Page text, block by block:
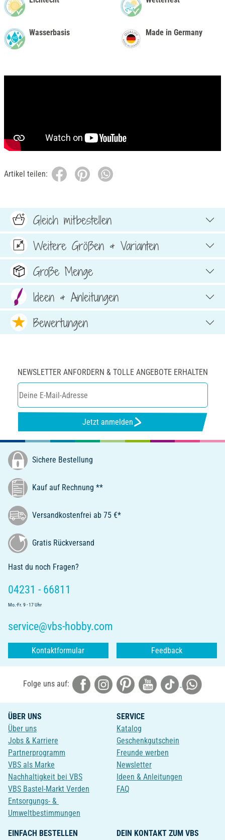
Wasserbasis Made in Germany
Artikel teilen:
Gleich mitbestellen
Weitere Größen & Varianten
Große Menge
Ideen & Anleitungen
Bewertungen
NEWSLETTER ANFORDERN & TOLLE ANGEBOTE ERHALTEN
Jetzt anmelden
Sichere Bestellung
Kauf auf Rechnung **
Versandkostenfrei ab 75 €*
Gratis Rückversand
Hast du noch Fragen?
04231 - 66811
Mo.-Fr. 9 - 17 Uhr
service@vbs-hobby.com
Kontaktformular Feedback
Folge uns auf:
ÜBER UNS
Über uns
Jobs & Karriere
Partnerprogramm
VBS als Marke
Nachhaltigkeit bei VBS
VBS Bastel-Markt Verden
Entsorgungs- &
Umweltbestimmungen
SERVICE
Katalog
Geschenkgutschein
Freunde werben
Newsletter
Ideen & Anleitungen
FAQ
EINFACH BESTELLEN
DEIN KONTAKT ZUM VBS